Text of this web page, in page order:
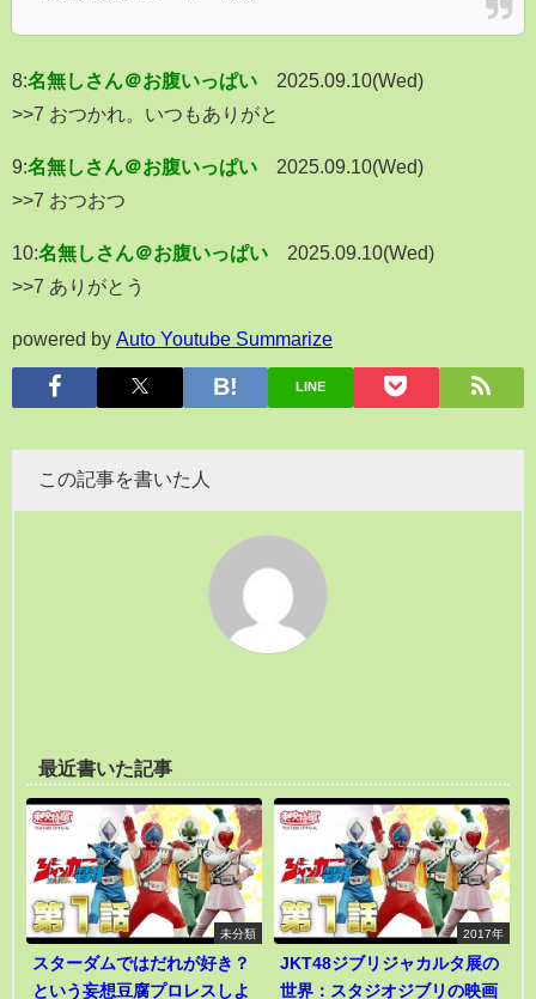
8:名無しさん＠お腹いっぱい
2025.09.10(Wed)
>>7 おつかれ。いつもありがと
9:名無しさん＠お腹いっぱい
2025.09.10(Wed)
>>7 おつおつ
10:名無しさん＠お腹いっぱい
2025.09.10(Wed)
>>7 ありがとう
powered by Auto Youtube Summarize
LINE
この記事を書いた人
最近書いた記事
未分類
スターダムではだれが好き？
という妄想豆腐プロレスしよ
2017年
JKT48ジブリジャカルタ展の
世界：スタジオジブリの映画